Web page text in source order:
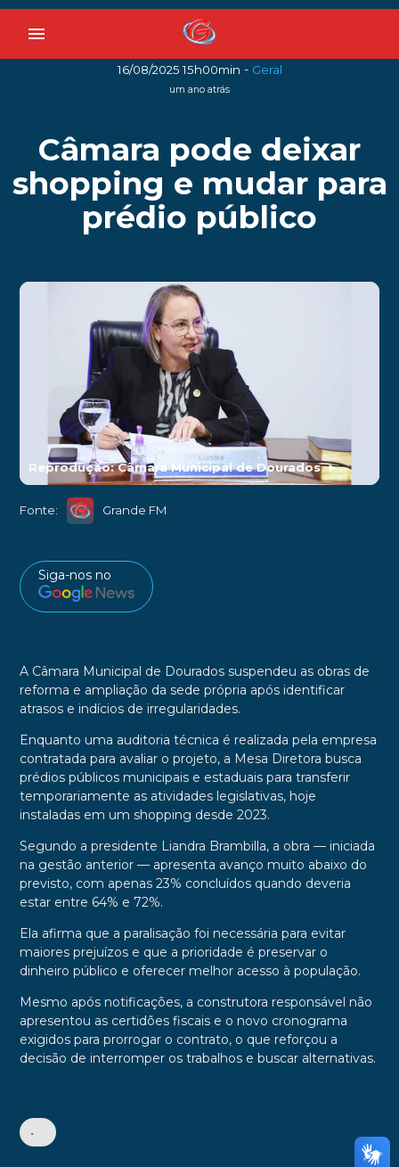
menu
16/08/2025 15h00min - Geral
um ano atrás
Câmara pode deixar
shopping e mudar para
prédio público
Reprodução: Cãmara Municipal de Dourados►
Fonte: Grande FM
Siga-nos no
A Câmara Municipal de Dourados suspendeu as obras de
reforma e ampliação da sede própria após identificar
atrasos e indícios de irregularidades.
Enquanto uma auditoria técnica é realizada pela empresa
contratada para avaliar o projeto, a Mesa Diretora busca
prédios públicos municipais e estaduais para transferir
temporariamente as atividades legislativas, hoje
instaladas em um shopping desde 2023.
Segundo a presidente Liandra Brambilla, a obra — iniciada
na gestão anterior — apresenta avanço muito abaixo do
previsto, com apenas 23% concluídos quando deveria
estar entre 64% e 72%.
Ela afirma que a paralisação foi necessária para evitar
maiores prejuízos e que a prioridade é preservar o
dinheiro público e oferecer melhor acesso à população.
Mesmo após notificações, a construtora responsável não
apresentou as certidões fiscais e o novo cronograma
exigidos para prorrogar o contrato, o que reforçou a
decisão de interromper os trabalhos e buscar alternativas.
•